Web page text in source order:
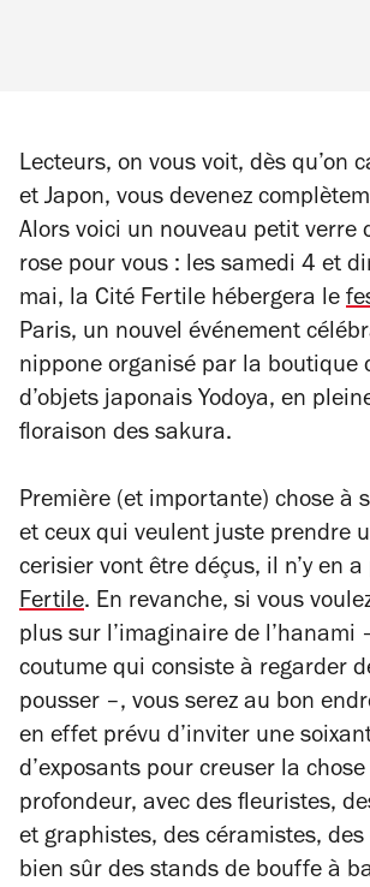
Lecteurs, on vous voit, dès qu’on
et Japon, vous devenez
Alors voici un nouveau petit verre
rose pour vous : les samedi 4 et
mai, la Cité Fertile hébergera le
Paris, un nouvel événement
nippone organisé par la boutique
d’objets japonais Yodoya, en
floraison des sakura.
Première (et importante) chose à
et ceux qui veulent juste prendre
cerisier vont être déçus, il n’y en
Fertile. En revanche, si vous
plus sur l’imaginaire de l’hanami
coutume qui consiste à regarder
pousser –, vous serez au bon
en effet prévu d’inviter une
d’exposants pour creuser la chose
profondeur, avec des fleuristes,
et graphistes, des céramistes,
bien sûr des stands de bouffe à